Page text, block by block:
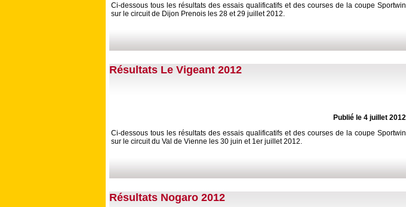
Ci-dessous tous les résultats des essais qualificatifs et des courses de la coupe Sportwin
sur le circuit de Dijon Prenois les 28 et 29 juillet 2012.
Résultats Le Vigeant 2012
Publié le 4 juillet 2012
Ci-dessous tous les résultats des essais qualificatifs et des courses de la coupe Sportwin
sur le circuit du Val de Vienne les 30 juin et 1er juillet 2012.
Résultats Nogaro 2012